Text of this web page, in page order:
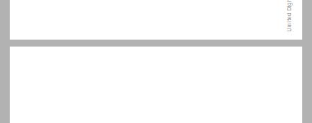
תוכן העניינים ... 7